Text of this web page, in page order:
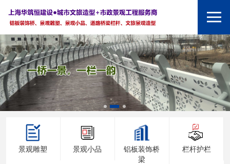
景观雕塑 景观小品
铝板装饰桥
梁
栏杆护栏